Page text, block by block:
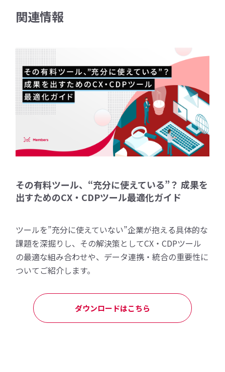
関連情報
その有料ツール、“充分に使えている”？ 成果を
出すためのCX・CDPツール最適化ガイド
ツールを”充分に使えていない”企業が抱える具体的な
課題を深掘りし、その解決策としてCX・CDPツール
の最適な組み合わせや、データ連携・統合の重要性に
ついてご紹介します。
ダウンロードはこちら